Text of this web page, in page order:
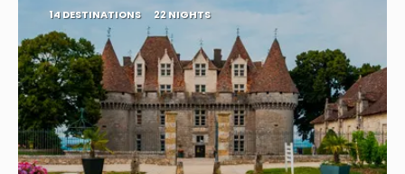
14 DESTINATIONS 22 NIGHTS